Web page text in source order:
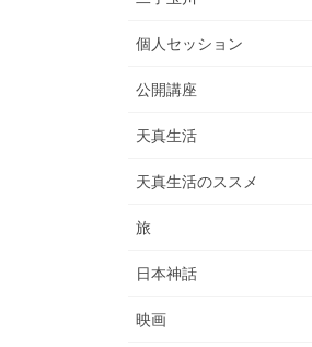
個人セッション
公開講座
天真生活
天真生活のススメ
旅
日本神話
映画